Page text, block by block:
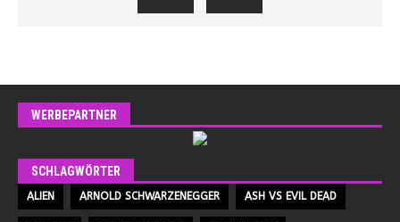
WERBEPARTNER
SCHLAGWÖRTER
ALIEN ARNOLD SCHWARZENEGGER ASH VS EVIL DEAD